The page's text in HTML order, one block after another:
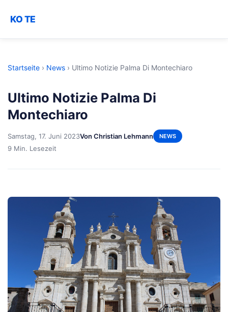
KO TE
Startseite › News › Ultimo Notizie Palma Di Montechiaro
Ultimo Notizie Palma Di
Montechiaro
Samstag, 17. Juni 2023Von Christian Lehmann NEWS
9 Min. Lesezeit